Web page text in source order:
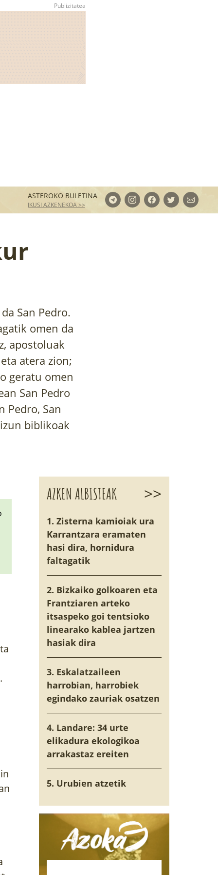
ASTEROKO BULETINA
IKUSI AZKENEKOA >>
San Pedro.
omen da
apostoluak
atera zion;
geratu omen
San Pedro
Pedro, San
biblikoak
AZKEN ALBISTEAK >>
1. Zisterna kamioiak ura
Karrantzara eramaten
hasi dira, hornidura
faltagatik
2. Bizkaiko golkoaren eta
Frantziaren arteko
itsaspeko goi tentsioko
linearako kablea jartzen
hasiak dira
3. Eskalatzaileen
harrobian, harrobiek
egindako zauriak osatzen
4. Landare: 34 urte
elikadura ekologikoa
arrakastaz ereiten
5. Urubien atzetik